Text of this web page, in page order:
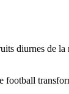
diurnes de